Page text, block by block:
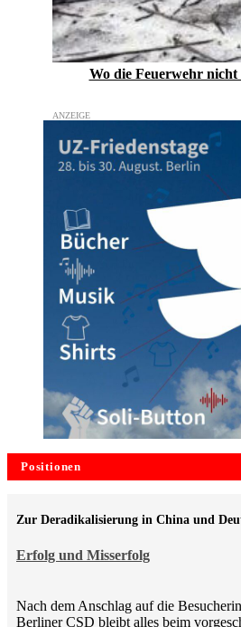
Wo die Feuerwehr nicht
Positionen
Erfolg und Misserfolg
Zur Deradikalisierung in China und
Nach dem Anschlag auf die
Berliner CSD bleibt alles beim